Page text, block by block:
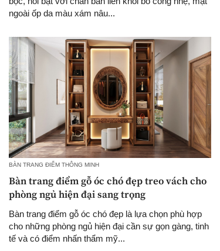
ngoài ốp da màu xám nâu...
BÀN TRANG ĐIỂM THÔNG MINH
Bàn trang điểm gỗ óc chó đẹp treo vách cho
phòng ngủ hiện đại sang trọng
Bàn trang điểm gỗ óc chó đẹp là lựa chọn phù hợp
cho những phòng ngủ hiện đại cần sự gọn gàng, tinh
tế và có điểm nhấn thẩm mỹ...